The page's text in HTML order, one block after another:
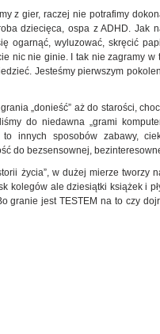
z gier, raczej nie potrafimy
dziecięca, ospa z ADHD. Jak
ogarnąć, wyluzować, skręcić
nic nie ginie. I tak nie zagramy
Jesteśmy pierwszym
„donieść” aż do starości,
do niedawna „grami
innych sposobów zabawy,
do bezsensownej,
życia”, w dużej mierze tworzy
kolegów ale dziesiątki książek i
granie jest TESTEM na to czy